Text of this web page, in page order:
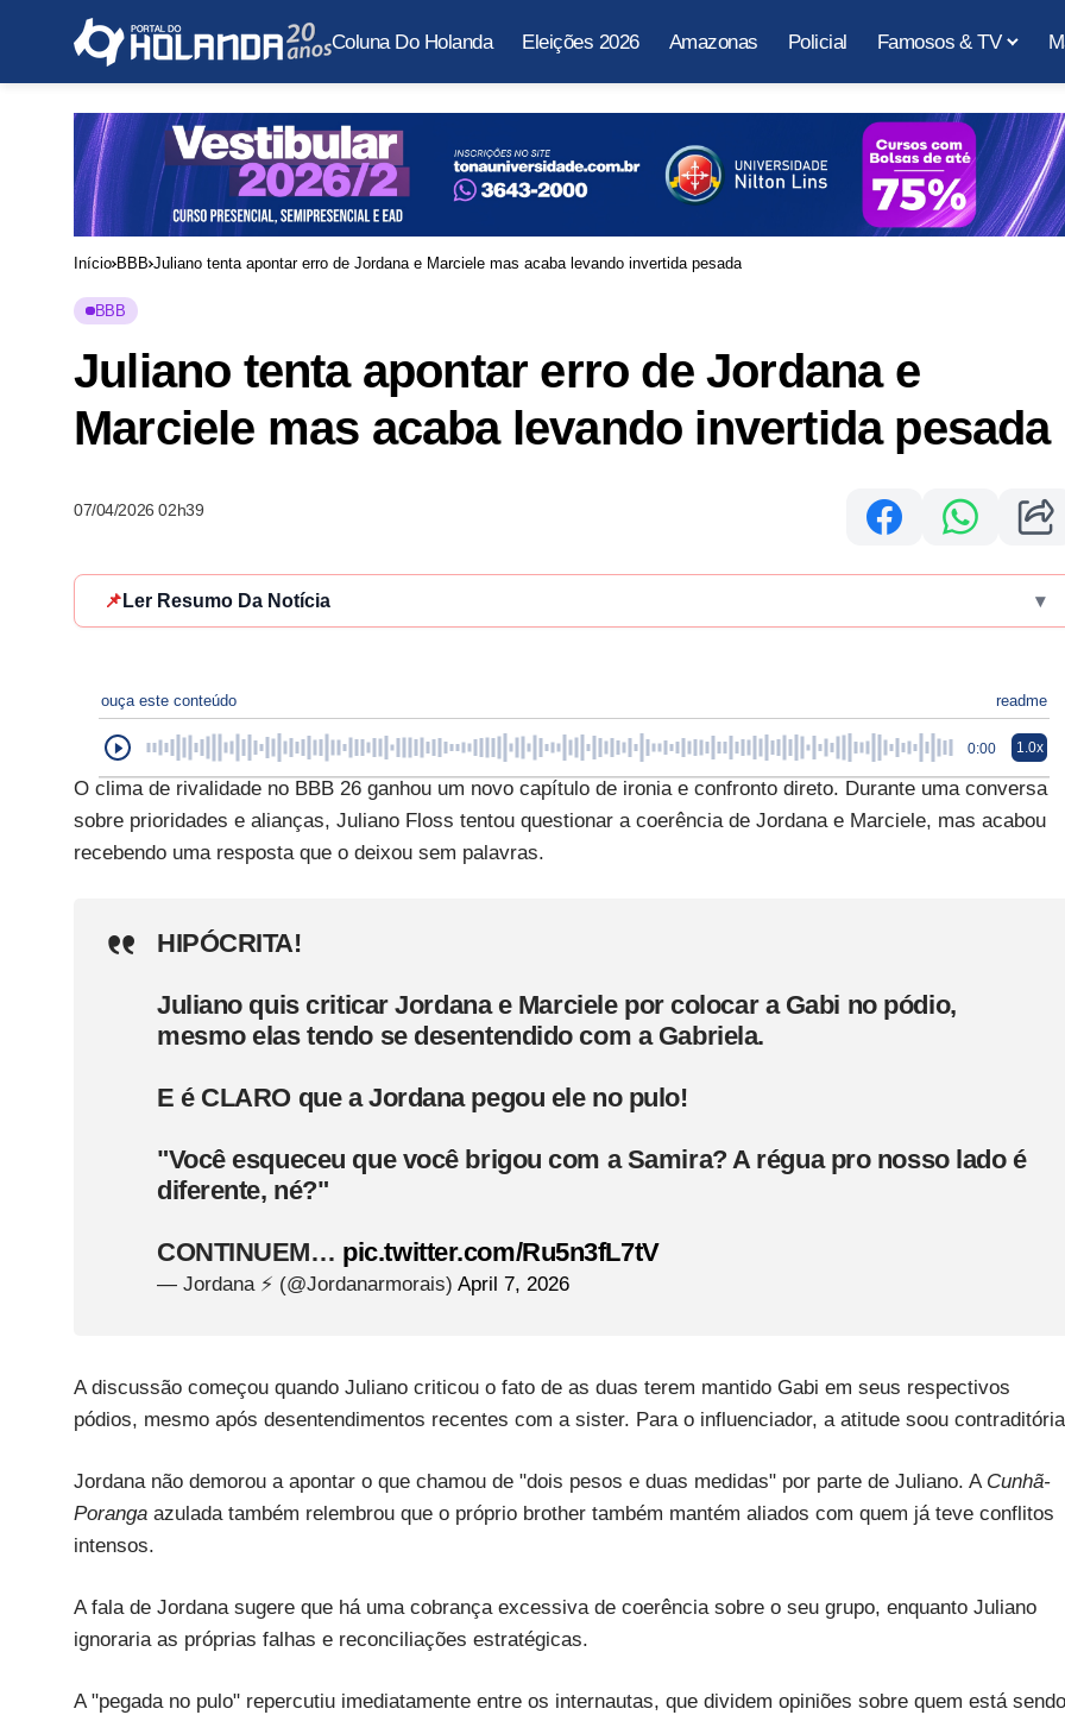
Coluna Do Holanda Eleições 2026 Amazonas Policial Famosos & TV
Início BBB Juliano tenta apontar erro de Jordana e Marciele mas acaba levando invertida pesada
BBB
Juliano tenta apontar erro de Jordana e
Marciele mas acaba levando invertida pesada
07/04/2026 02h39
📌 Ler Resumo Da Notícia ▾
ouça este conteúdo readme
0:00 1.0x
O clima de rivalidade no BBB 26 ganhou um novo capítulo de ironia e confronto direto. Durante uma conversa
sobre prioridades e alianças, Juliano Floss tentou questionar a coerência de Jordana e Marciele, mas acabou
recebendo uma resposta que o deixou sem palavras.
HIPÓCRITA!
Juliano quis criticar Jordana e Marciele por colocar a Gabi no pódio,
mesmo elas tendo se desentendido com a Gabriela.
E é CLARO que a Jordana pegou ele no pulo!
"Você esqueceu que você brigou com a Samira? A régua pro nosso lado é
diferente, né?"
CONTINUEM… pic.twitter.com/Ru5n3fL7tV
— Jordana ⚡ (@Jordanarmorais) April 7, 2026
A discussão começou quando Juliano criticou o fato de as duas terem mantido Gabi em seus respectivos
pódios, mesmo após desentendimentos recentes com a sister. Para o influenciador, a atitude soou
Jordana não demorou a apontar o que chamou de "dois pesos e duas medidas" por parte de Juliano. A Cunhã-
Poranga azulada também relembrou que o próprio brother também mantém aliados com quem já teve conflitos
intensos.
A fala de Jordana sugere que há uma cobrança excessiva de coerência sobre o seu grupo, enquanto Juliano
ignoraria as próprias falhas e reconciliações estratégicas.
A "pegada no pulo" repercutiu imediatamente entre os internautas, que dividem opiniões sobre quem está sendo